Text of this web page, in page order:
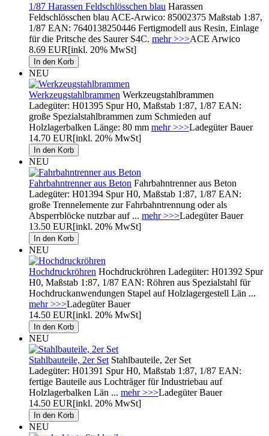
1/87 Harassen Feldschlösschen blau Harassen
Feldschlösschen blau ACE-Arwico: 85002375 Maßstab 1:87,
1/87 EAN: 7640138250446 Fertigmodell aus Resin, Einlage
für die Pritsche des Saurer S4C. mehr >>>ACE Arwico
8.69 EUR[inkl. 20% MwSt]
NEU
Werkzeugstahlbrammen Werkzeugstahlbrammen
Ladegüter: H01395 Spur H0, Maßstab 1:87, 1/87 EAN:
große Spezialstahlbrammen zum Schmieden auf
Holzlagerbalken Länge: 80 mm mehr >>>Ladegüter Bauer
14.70 EUR[inkl. 20% MwSt]
NEU
Fahrbahntrenner aus Beton Fahrbahntrenner aus Beton
Ladegüter: H01394 Spur H0, Maßstab 1:87, 1/87 EAN:
große Trennelemente zur Fahrbahntrennung oder als
Absperrblöcke nutzbar auf ... mehr >>>Ladegüter Bauer
13.50 EUR[inkl. 20% MwSt]
NEU
Hochdruckröhren Hochdruckröhren Ladegüter: H01392 Spur
H0, Maßstab 1:87, 1/87 EAN: Röhren aus Spezialstahl für
Hochdruckanwendungen Stapel auf Holzlagergestell Län ...
mehr >>>Ladegüter Bauer
14.50 EUR[inkl. 20% MwSt]
NEU
Stahlbauteile, 2er Set Stahlbauteile, 2er Set
Ladegüter: H01391 Spur H0, Maßstab 1:87, 1/87 EAN:
fertige Bauteile aus Lochträger für Industriebau auf
Holzlagerbalken Län ... mehr >>>Ladegüter Bauer
14.50 EUR[inkl. 20% MwSt]
NEU